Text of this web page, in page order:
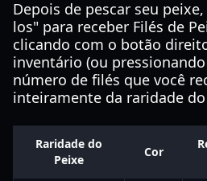
Depois de pescar seu
los" para receber Filés de
clicando com o botão
inventário (ou
número de filés que você
inteiramente da raridade
Raridade do
Peixe
Cor